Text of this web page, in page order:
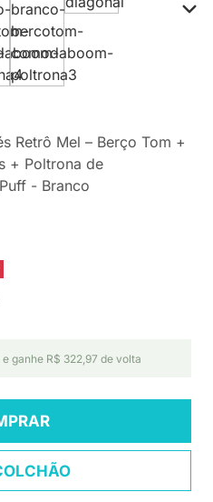
Retrô Mel – Berço Tom +
+ Poltrona de
- Branco
ganhe R$ 322,97 de volta